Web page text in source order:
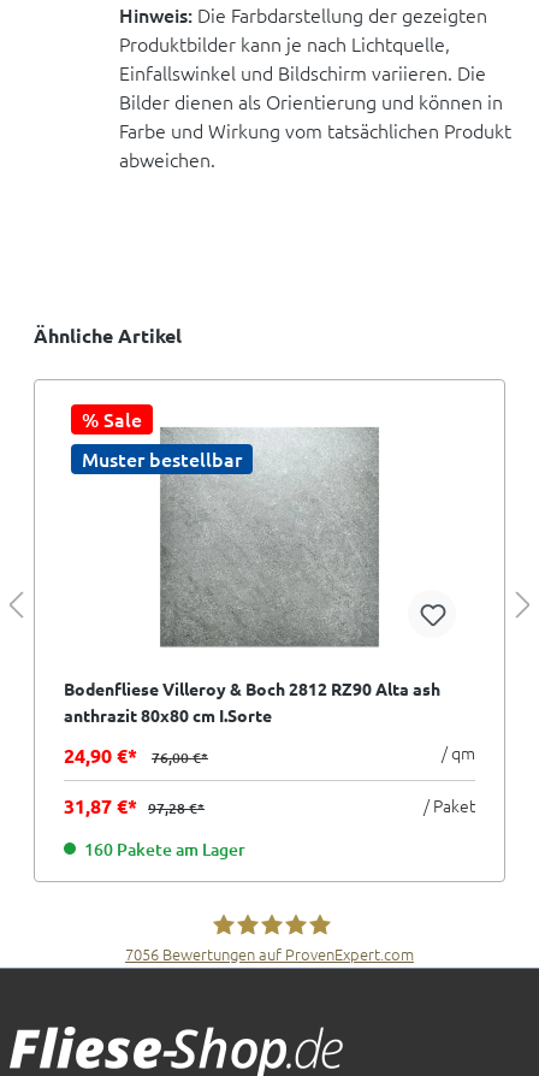
Hinweis: Die Farbdarstellung der gezeigten
Produktbilder kann je nach Lichtquelle,
Einfallswinkel und Bildschirm variieren. Die
Bilder dienen als Orientierung und können in
Farbe und Wirkung vom tatsächlichen Produkt
abweichen.
Ähnliche Artikel
% Sale
Muster bestellbar
Bodenfliese Villeroy & Boch 2812 RZ90 Alta ash
anthrazit 80x80 cm I.Sorte
24,90 €* 76,00 €* / qm
31,87 €* 97,28 €* / Paket
160 Pakete am Lager
7056 Bewertungen auf ProvenExpert.com